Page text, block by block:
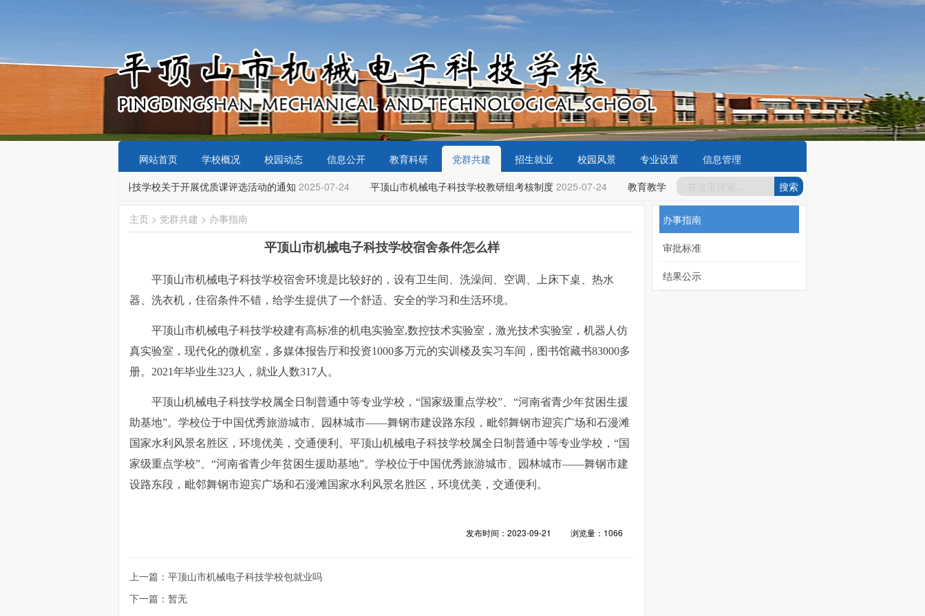
网站首页 学校概况 校园动态 信息公开 教育科研 党群共建 招生就业 校园风景 专业设置
信息管理
平顶山市机械电子科技学校关于开展优质课评选活动的通知 2025-07-24 平顶山市机械电子科技学校教研组考核制度 2025-07-24 教育教学工作亮点 教职工岗位责任制
主页 > 党群共建 > 办事指南
平顶山市机械电子科技学校宿舍条件怎么样
平顶山市机械电子科技学校宿舍环境是比较好的，设有卫生间、洗澡间、空调、上床下桌、热水
器、洗衣机，住宿条件不错，给学生提供了一个舒适、安全的学习和生活环境。
平顶山市机械电子科技学校建有高标准的机电实验室,数控技术实验室，激光技术实验室，机器人仿
真实验室，现代化的微机室，多媒体报告厅和投资1000多万元的实训楼及实习车间，图书馆藏书83000多
册。2021年毕业生323人，就业人数317人。
平顶山机械电子科技学校属全日制普通中等专业学校，“国家级重点学校”、“河南省青少年贫困生援
助基地”。学校位于中国优秀旅游城市、园林城市——舞钢市建设路东段，毗邻舞钢市迎宾广场和石漫滩
国家水利风景名胜区，环境优美，交通便利。平顶山机械电子科技学校属全日制普通中等专业学校，“国
家级重点学校”、“河南省青少年贫困生援助基地”。学校位于中国优秀旅游城市、园林城市——舞钢市建
设路东段，毗邻舞钢市迎宾广场和石漫滩国家水利风景名胜区，环境优美，交通便利。
发布时间：2023-09-21 浏览量： 1066
上一篇：平顶山市机械电子科技学校包就业吗
下一篇：暂无
办事指南
审批标准
结果公示